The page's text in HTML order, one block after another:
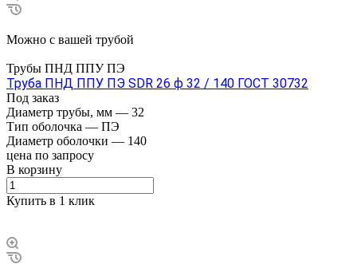
Можно с вашей трубой
Трубы ПНД ППУ ПЭ
Труба ПНД ППУ ПЭ SDR 26 ф 32 / 140 ГОСТ 30732
Под заказ
Диаметр трубы, мм — 32
Тип оболочка — ПЭ
Диаметр оболочки — 140
цена по запросу
В корзину
Купить в 1 клик